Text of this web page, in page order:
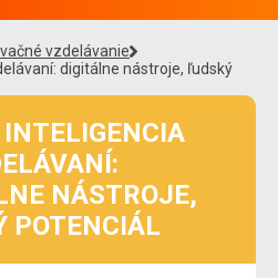
vzdelávanie
digitálne nástroje, ľudský
NÁSTROJE,
POTENCIÁL